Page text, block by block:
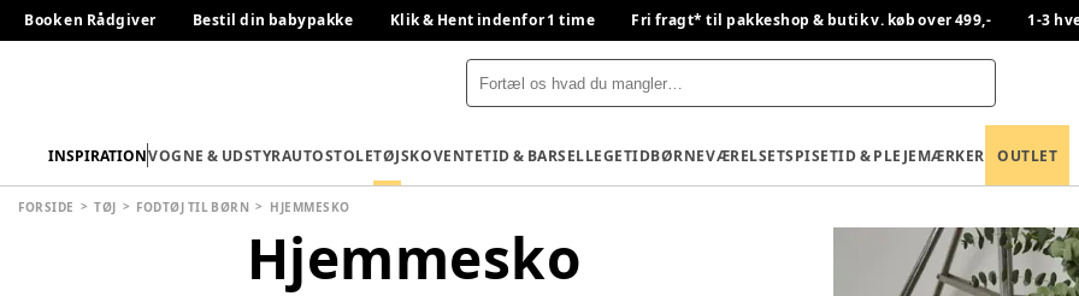
Book en Rådgiver Bestil din babypakke Klik & Hent indenfor 1 time Fri fragt* til pakkeshop & butik v. køb over 499,- 1-3
INSPIRATIONVOGNE & UDSTYRAUTOSTOLETØJSKOVENTETID & BARSELLEGETIDBØRNEVÆRELSETSPISETID & PLEJEMÆRKER OUTLET
FORSIDE TØJ FODTØJ TIL BØRN HJEMMESKO
Hjemmesko